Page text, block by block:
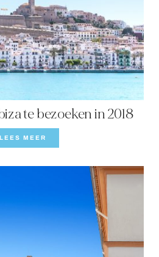
te bezoeken in 2018
LEES MEER